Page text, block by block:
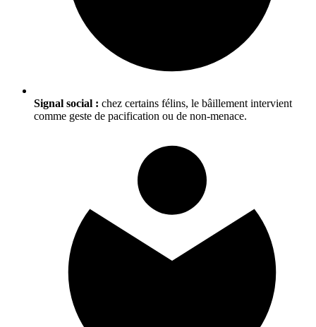
Signal social : chez certains félins, le bâillement intervient
comme geste de pacification ou de non-menace.